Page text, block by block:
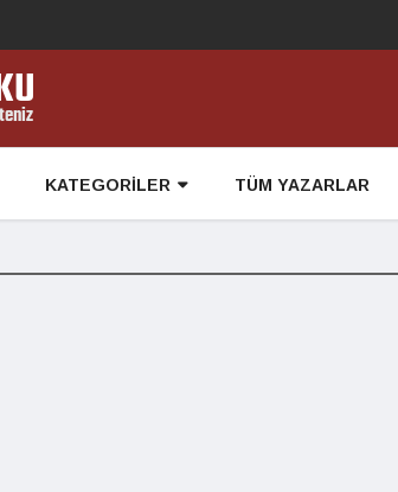
KATEGORİLER TÜM YAZARLAR